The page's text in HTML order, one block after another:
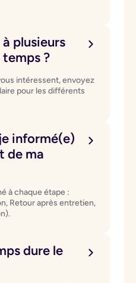
plusieurs
?
intéressent, envoyez
pour les différents
informé(e)
de ma
à chaque étape :
Retour après entretien,
dure le